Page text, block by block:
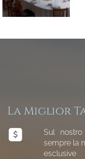
La Miglior
Sul
sempre la